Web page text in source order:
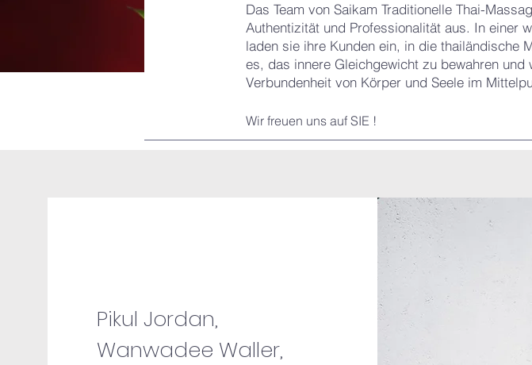
Das Team von Saikam Traditionelle Thai-
Authentizität und Professionalität aus. In einer
laden sie ihre Kunden ein, in die thailändische
es, das innere Gleichgewicht zu bewahren
Verbundenheit von Körper und Seele im
Wir freuen uns auf SIE !
Pikul Jordan,
Wanwadee Waller,